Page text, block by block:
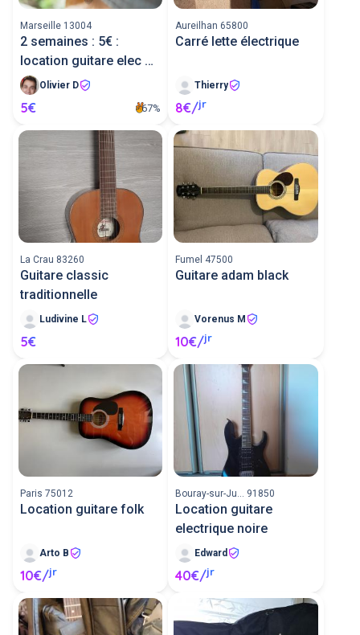
Marseille 13004
2 semaines : 5€ :
location guitare elec ou
acousti
Olivier D
5€ 67%
Aureilhan 65800
Carré lette électrique
Thierry
8€/jr
La Crau 83260
Guitare classic
traditionnelle
Ludivine L
5€
Fumel 47500
Guitare adam black
Vorenus M
10€/jr
Paris 75012
Location guitare folk
Arto B
10€/jr
Bouray-sur-Ju... 91850
Location guitare
electrique noire
Edward
40€/jr